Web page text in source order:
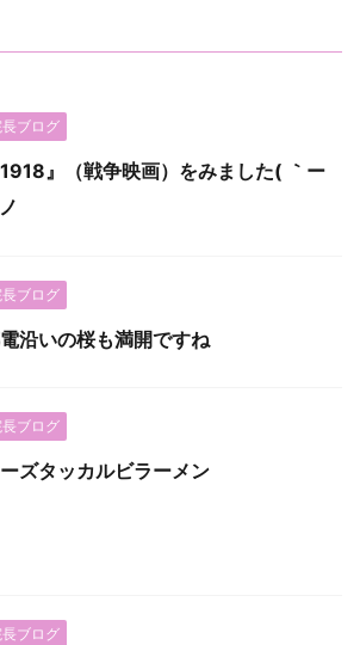
ブログ
1918』（戦争映画）をみました( ｀ー
ブログ
沿いの桜も満開ですね
ブログ
ズタッカルビラーメン
ブログ